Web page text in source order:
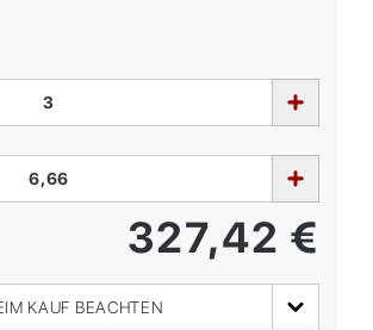
327,42 €
KAUF BEACHTEN